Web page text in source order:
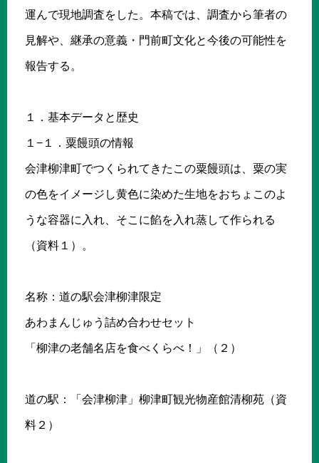
運んで現地調査をした。本稿では、調査から筆者の
見解や、継承の意義・門前町文化と今後の可能性を
報告する。
１．基本データと歴史
１−１．粟饅頭の情報
会津柳津町でつくられてきたこの粟饅頭は、粟の実
の色をイメージし黄色に染めた生地をおちょこのよ
うな容器に入れ、そこに餡を入れ蒸して作られる
（資料１）。
名称：道の駅会津柳津限定
あわまんじゅう詰め合わせセット
「柳津の老舗名店を食べくらべ！」（２）
道の駅：「会津柳津」柳津町観光物産館清柳苑（資
料２）